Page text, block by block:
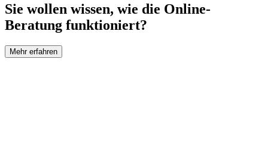
Sie wollen wissen, wie die Online-
Beratung funktioniert?
Mehr erfahren